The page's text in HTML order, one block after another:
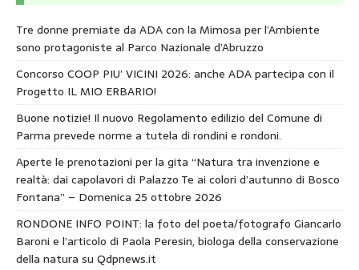
Tre donne premiate da ADA con la Mimosa per l’Ambiente
sono protagoniste al Parco Nazionale d’Abruzzo
Concorso COOP PIU’ VICINI 2026: anche ADA partecipa con il
Progetto IL MIO ERBARIO!
Buone notizie! Il nuovo Regolamento edilizio del Comune di
Parma prevede norme a tutela di rondini e rondoni.
Aperte le prenotazioni per la gita “Natura tra invenzione e
realtà: dai capolavori di Palazzo Te ai colori d’autunno di Bosco
Fontana” – Domenica 25 ottobre 2026
RONDONE INFO POINT: la foto del poeta/fotografo Giancarlo
Baroni e l’articolo di Paola Peresin, biologa della conservazione
della natura su Qdpnews.it